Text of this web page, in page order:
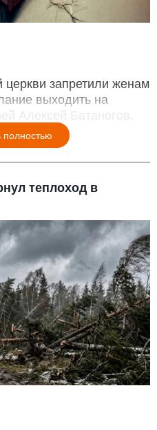
церкви запретили женам
выходить на
Алексей Батаногов.
полностью
теплоход в